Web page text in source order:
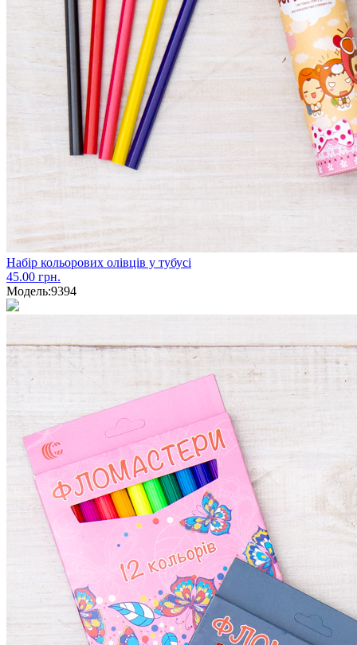
Набір кольорових олівців у тубусі
45.00 грн.
Модель:9394